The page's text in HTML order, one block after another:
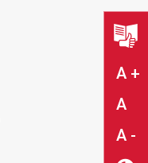
A +
A
A -